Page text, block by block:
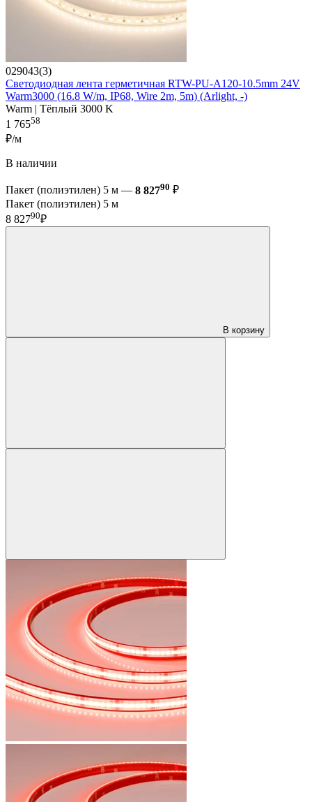
029043(3)
Светодиодная лента герметичная RTW-PU-A120-10.5mm 24V
Warm3000 (16.8 W/m, IP68, Wire 2m, 5m) (Arlight, -)
Warm | Тёплый 3000 K
1 76558
₽/м
В наличии
Пакет (полиэтилен) 5 м — 8 82790 ₽
Пакет (полиэтилен) 5 м
8 82790₽
В корзину